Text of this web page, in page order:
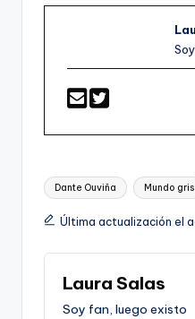
Etiquetas:
Dante Ouviña Mundo gris
Última actualización el
Laura Salas
Soy fan, luego existo